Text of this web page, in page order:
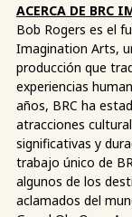
ACERCA DE BRC
Bob Rogers es el
Imagination Arts,
producción que
experiencias
años, BRC ha
atracciones
significativas y
trabajo único de
algunos de los
aclamados del